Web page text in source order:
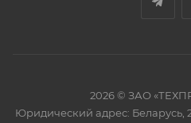
2026 © ЗАО
Юридический адрес: Беларусь,